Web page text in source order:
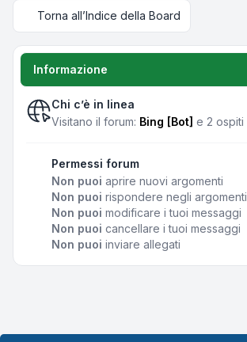
Torna all’Indice della Board
Informazione
Chi c’è in linea
Visitano il forum: Bing [Bot] e 2 ospiti
Permessi forum
Non puoi aprire nuovi argomenti
Non puoi rispondere negli argomenti
Non puoi modificare i tuoi messaggi
Non puoi cancellare i tuoi messaggi
Non puoi inviare allegati